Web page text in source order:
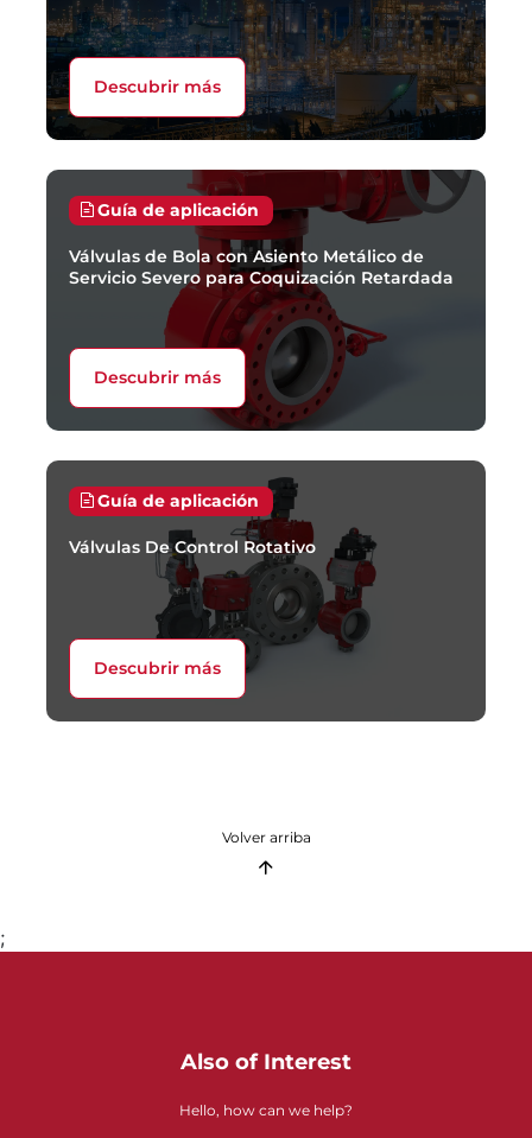
Descubrir más
Guía de aplicación
Válvulas de Bola con Asiento Metálico de
Servicio Severo para Coquización Retardada
Descubrir más
Guía de aplicación
Válvulas De Control Rotativo
Descubrir más
Volver arriba
;
Also of Interest
Hello, how can we help?